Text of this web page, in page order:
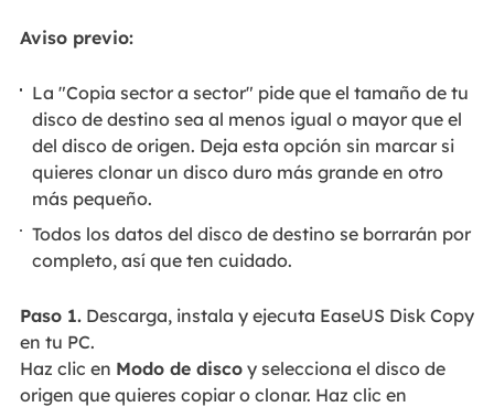
Aviso previo:
La "Copia sector a sector" pide que el tamaño de tu
disco de destino sea al menos igual o mayor que el
del disco de origen. Deja esta opción sin marcar si
quieres clonar un disco duro más grande en otro
más pequeño.
Todos los datos del disco de destino se borrarán por
completo, así que ten cuidado.
Paso 1.Descarga, instala y ejecuta EaseUS Disk Copy
en tu PC.
Haz clic en Modo de discoy selecciona el disco de
origen que quieres copiar o clonar. Haz clic en